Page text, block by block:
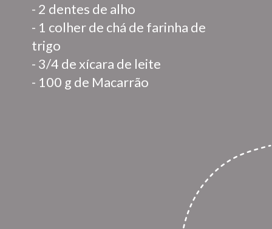
- 2 dentes de alho
- 1 colher de chá de farinha de
trigo
- 3/4 de xícara de leite
- 100 g de Macarrão